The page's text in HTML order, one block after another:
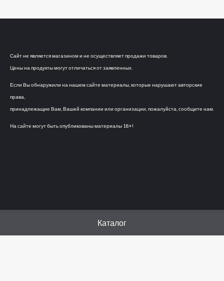
Сайт не является магазином и не осуществляет продажи товаров.
Цены на продукты могут отличаться от заявленных.
Если Вы обнаружили на нашем сайте материалы, которые нарушают авторские
права,
принадлежащие Вам, Вашей компании или организации, пожалуйста, сообщите нам.
На сайте могут быть опубликованы материалы 18+!
Каталог